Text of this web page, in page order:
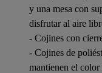
y una mesa con
disfrutar al aire
- Cojines con
- Cojines de
mantienen el